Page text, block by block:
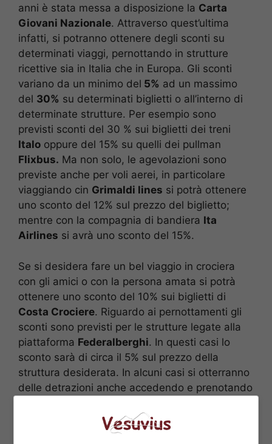
anni è stata messa a disposizione la Carta
Giovani Nazionale. Attraverso quest’ultima
infatti, si potranno ottenere degli sconti su
determinati viaggi, pernottando in strutture
ricettive sia in Italia che in Europa. Gli sconti
variano da un minimo del 5% ad un massimo
del 30% su determinati biglietti o all’interno di
determinate strutture. Per esempio sono
previsti sconti del 30 % sui biglietti dei treni
Italo oppure del 15% su quelli dei pullman
Flixbus. Ma non solo, le agevolazioni sono
previste anche per voli aerei, in particolare
viaggiando cin Grimaldi lines si potrà ottenere
uno sconto del 12% sul prezzo del biglietto;
mentre con la compagnia di bandiera Ita
Airlines si avrà uno sconto del 15%.
Se si desidera fare un bel viaggio in crociera
con gli amici o con la persona amata si potrà
ottenere uno sconto del 10% sui biglietti di
Costa Crociere. Riguardo ai pernottamenti gli
sconti sono previsti per le strutture legate alla
piattaforma Federalberghi. In questi casi lo
sconto sarà di circa il 5% sul prezzo della
struttura desiderata. In alcuni casi si otterranno
delle detrazioni anche accedendo e prenotando